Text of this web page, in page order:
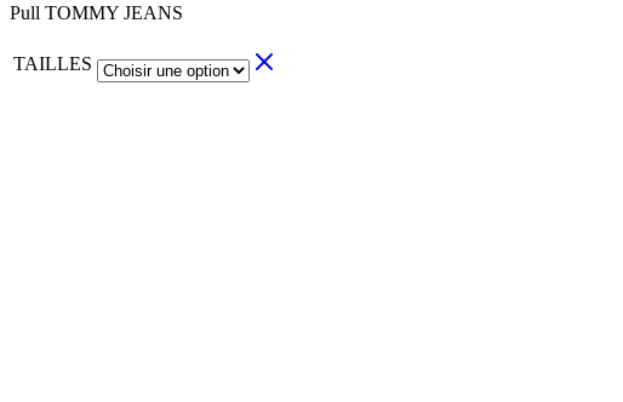
Pull TOMMY JEANS
TAILLES